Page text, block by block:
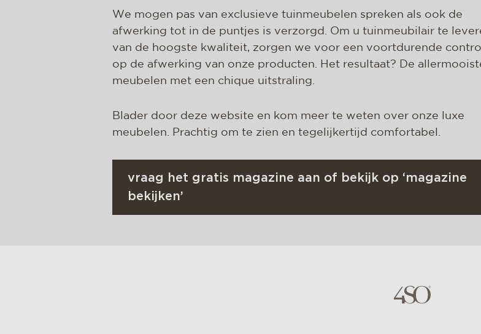
We mogen pas van exclusieve tuinmeubelen spreken als ook de
afwerking tot in de puntjes is verzorgd. Om u tuinmeubilair te
van de hoogste kwaliteit, zorgen we voor een voortdurende
op de afwerking van onze producten. Het resultaat? De
meubelen met een chique uitstraling.
Blader door deze website en kom meer te weten over onze luxe
meubelen. Prachtig om te zien en tegelijkertijd comfortabel.
vraag het gratis magazine aan of bekijk op ‘magazine
bekijken’